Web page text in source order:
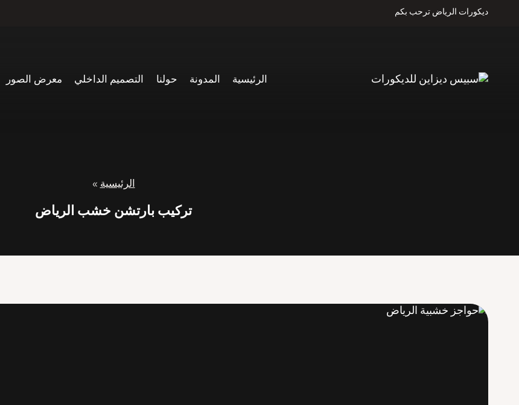
ديكورات الرياض ترحب بكم
الرئيسية المدونة حولنا التصميم الداخلي معرض الصور
الرئيسية»
تركيب بارتشن خشب الرياض